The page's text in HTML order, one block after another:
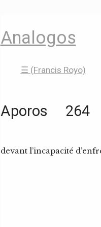
Analogos
☰ (Francis Royo)
Aporos 264
devant l’incapacité